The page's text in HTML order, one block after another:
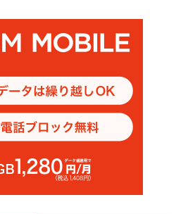
ると、データ増量されるのはも
持ち越し期限が90日のところ、
ようになるので、ギガを使わな
ガを無駄にすることはありませ
ータ制限は100GB